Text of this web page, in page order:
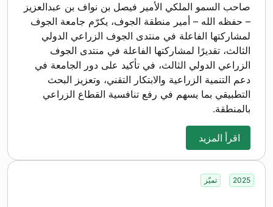
صاحب السمو الملكي الأمير فيصل بن نواف بن عبدالعزيز
– حفظه الله – أمير منطقة الجوف، يكرّم جامعة الجوف
لمشاركتها الفاعلة في منتدى الجوف الزراعي الدولي
الثالث، تقديرًا لمشاركتها الفاعلة في منتدى الجوف
الزراعي الدولي الثالث، في تأكيد على دور الجامعة في
دعم التنمية الزراعية والابتكار التقني، وتعزيز البحث
التطبيقي بما يسهم في رفع تنافسية القطاع الزراعي
بالمنطقة.
اقرأ المزيد
2025 تميّز